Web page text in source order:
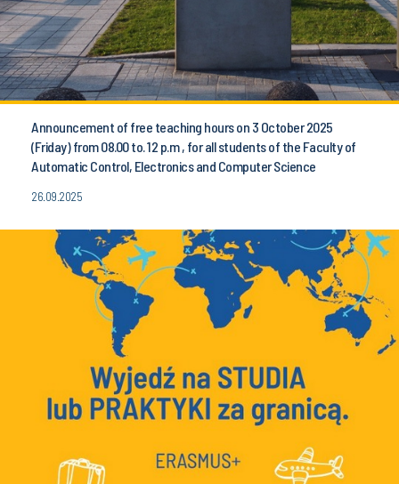
Announcement of free teaching hours on 3 October 2025
(Friday) from 08.00 to. 12 p.m , for all students of the Faculty of
Automatic Control, Electronics and Computer Science
26.09.2025